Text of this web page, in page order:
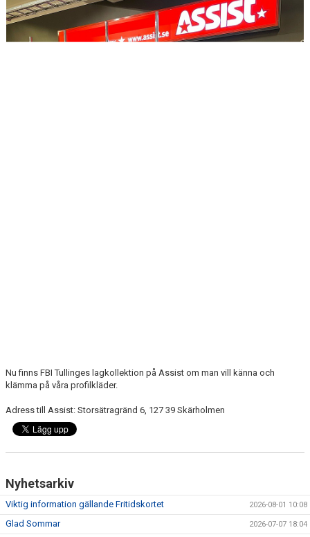
VÅRA PARTNERS
FRITIDSKORTET
Nu finns FBI Tullinges lagkollektion på Assist om man vill känna och
klämma på våra profilkläder.
Adress till Assist: Storsätragränd 6, 127 39 Skärholmen
Nyhetsarkiv
Viktig information gällande Fritidskortet 2026-08-01 10:08
Glad Sommar 2026-07-07 18:04